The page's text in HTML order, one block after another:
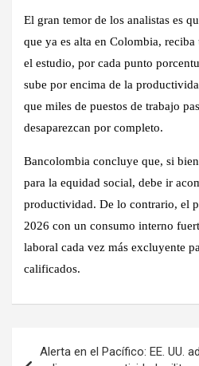
El gran temor de los analistas es
que ya es alta en Colombia,
el estudio, por cada punto
sube por encima de la
que miles de puestos de trabajo
desaparezcan por completo.
Bancolombia concluye que, si
para la equidad social, debe ir
productividad. De lo contrario, el
2026 con un consumo interno
laboral cada vez más excluyente
calificados.
Alerta en el Pacífico: EE. UU.